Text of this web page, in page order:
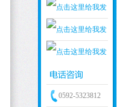
销售1
销售2
销售3
销售40592-5323812